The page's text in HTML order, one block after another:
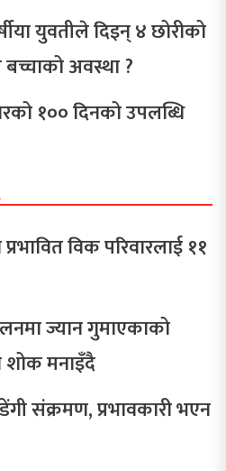
युवतीले दिइन् ४ छोरीको
अवस्था ?
१०० दिनको उपलब्धि
विक परिवारलाई ११
ज्यान गुमाएकाको
शोक मनाइँदै
संक्रमण, प्रभावकारी भएन